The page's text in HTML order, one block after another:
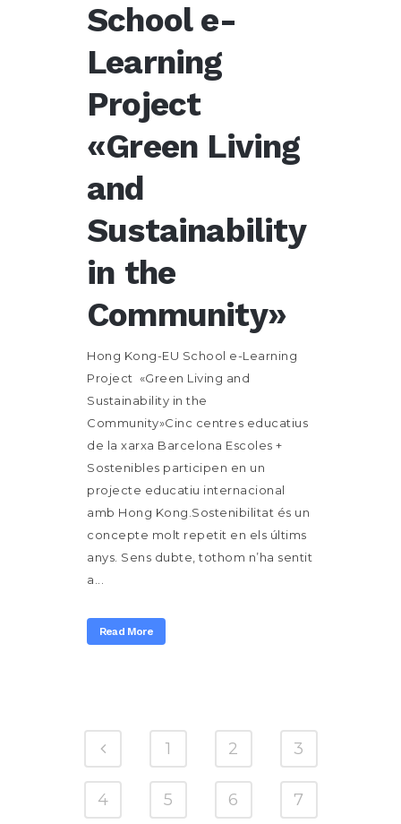
School e-
Learning
Project
«Green Living
and
Sustainability
in the
Community»
Hong Kong-EU School e-Learning
Project «Green Living and
Sustainability in the
Community»Cinc centres educatius
de la xarxa Barcelona Escoles +
Sostenibles participen en un
projecte educatiu internacional
amb Hong Kong.Sostenibilitat és un
concepte molt repetit en els últims
anys. Sens dubte, tothom n’ha sentit
a...
Read More
1 2 3
4 5 6 7